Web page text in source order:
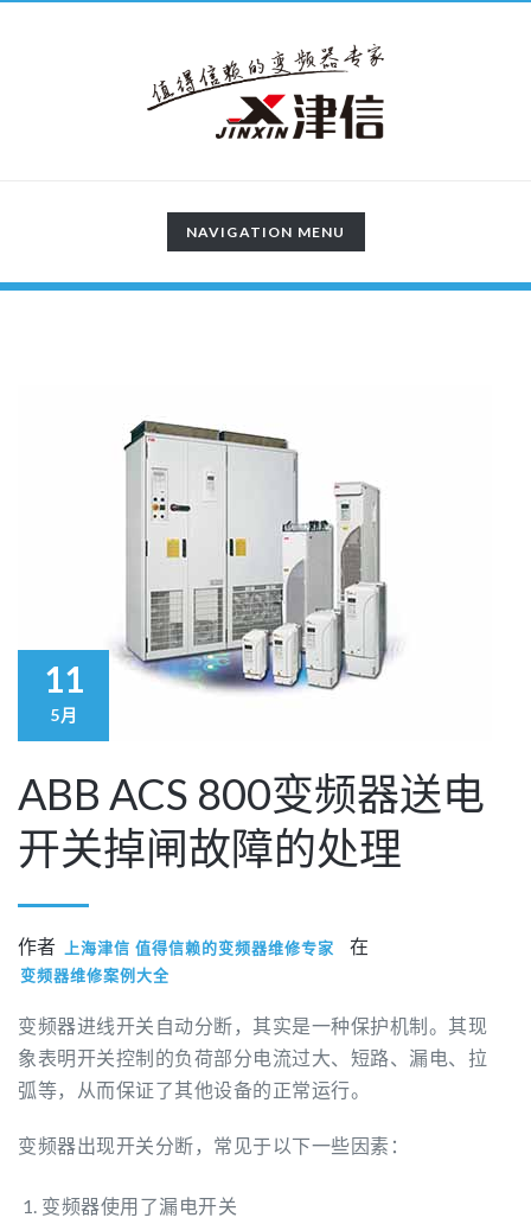
TOGGLE
NAVIGATION
NAVIGATION MENU
11
5月
ABB ACS 800变频器送电
开关掉闸故障的处理
作者 上海津信 值得信赖的变频器维修专家 在
变频器维修案例大全
变频器进线开关自动分断，其实是一种保护机制。其现
象表明开关控制的负荷部分电流过大、短路、漏电、拉
弧等，从而保证了其他设备的正常运行。
变频器出现开关分断，常见于以下一些因素：
变频器使用了漏电开关